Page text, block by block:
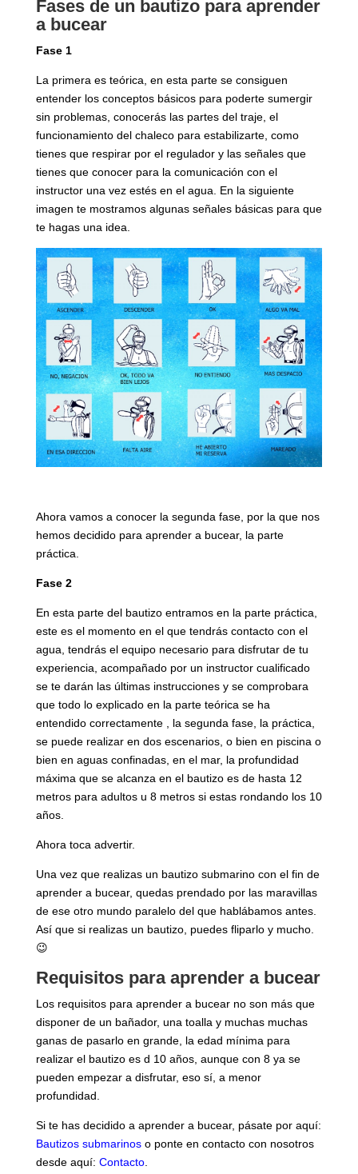
Fases de un bautizo para aprender
a bucear
Fase 1
La primera es teórica, en esta parte se consiguen
entender los conceptos básicos para poderte sumergir
sin problemas, conocerás las partes del traje, el
funcionamiento del chaleco para estabilizarte, como
tienes que respirar por el regulador y las señales que
tienes que conocer para la comunicación con el
instructor una vez estés en el agua. En la siguiente
imagen te mostramos algunas señales básicas para que
te hagas una idea.
Ahora vamos a conocer la segunda fase, por la que nos
hemos decidido para aprender a bucear, la parte
práctica.
Fase 2
En esta parte del bautizo entramos en la parte práctica,
este es el momento en el que tendrás contacto con el
agua, tendrás el equipo necesario para disfrutar de tu
experiencia, acompañado por un instructor cualificado
se te darán las últimas instrucciones y se comprobara
que todo lo explicado en la parte teórica se ha
entendido correctamente , la segunda fase, la práctica,
se puede realizar en dos escenarios, o bien en piscina o
bien en aguas confinadas, en el mar, la profundidad
máxima que se alcanza en el bautizo es de hasta 12
metros para adultos u 8 metros si estas rondando los 10
años.
Ahora toca advertir.
Una vez que realizas un bautizo submarino con el fin de
aprender a bucear, quedas prendado por las maravillas
de ese otro mundo paralelo del que hablábamos antes.
Así que si realizas un bautizo, puedes fliparlo y mucho.
😉
Requisitos para aprender a bucear
Los requisitos para aprender a bucear no son más que
disponer de un bañador, una toalla y muchas muchas
ganas de pasarlo en grande, la edad mínima para
realizar el bautizo es d 10 años, aunque con 8 ya se
pueden empezar a disfrutar, eso sí, a menor
profundidad.
Si te has decidido a aprender a bucear, pásate por aquí:
Bautizos submarinoso ponte en contacto con nosotros
desde aquí: Contacto.